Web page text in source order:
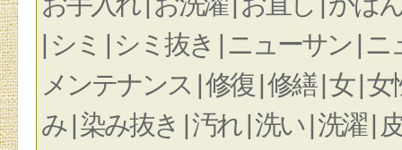
| シミ | シミ抜き | ニューサン |
メンテナンス | 修復 | 修繕 | 女 |
み | 染み抜き | 汚れ | 洗い | 洗濯 |